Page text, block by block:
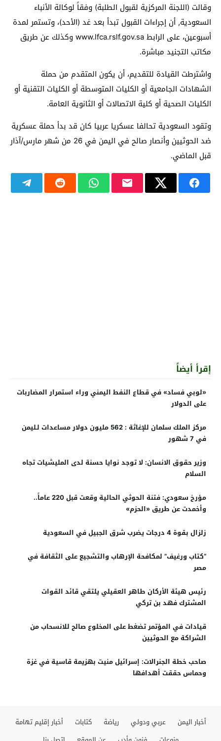
وقالت (اللجنة المركزية لقبول الطلبة) وفقاً لوكالة الأنباء
السعودية, أن إجراءات القبول تبدأ بعد غد (الأحد)، وتستمر لمدة
أسبوعين، على الرابط www.lfca.rslf.gov.sa وكذلك عن طريق
مكاتب التجنيد مباشرة.
واشترطت القيادة للتقديم، أن يكون المتقدم من حملة
الشهادات الجامعية أو الكليات المتوسطة أو الكليات التقنية أو
الكليات الصحية أو كلية الاتصالات أو الثانوية العامة.
وتقود السعودية تحالفا عسكريا عربيا كان قد بدأ حملة عسكرية
ضد الحوثيين وأنصار صالح في اليمن في 26 من شهر مارس/آذار
قبل الماضي.
إقرأ أيضاً
«لوبي فساد» في قطاع النفط اليمني وراء استمرار المضاربات
على الدولار
مركز الملك سلمان للإغاثة : 562 مليون دولار مساعدات لـليمن
في 7 شهور
وزير حقوق الانسان: لا توجد نوايا حسنة لدى المليشيات تجاه
السلام
مؤرخ سعودي: فتنة الحوثي الحالية وقعت قبل 220 عاماً..
وأخمدت عن طريق «الحزم»
زلزال بقوة 4 درجات يضرب شرق الجبيل في السعودية
“كتاب ورغيف” لمكافحة الإرهاب والتشجيع على الثقافة في
مصر
رئيس هيئة الأركان طاهر العقيلي يلتقي قائد القوات
المشترك فهد بن تركي
قيادات في المؤتمر تضغط على المخلوع صالح للانسحاب من
الشراكة مع الحوثيين
صاحب خطة الجنرالات: إسرائيل منيت بهزيمة قاسية في غزة
وحماس حققت أهدافها
أخبار اليمن عربي ودولي رياضة كتابات
أخبار إقليم تهامة